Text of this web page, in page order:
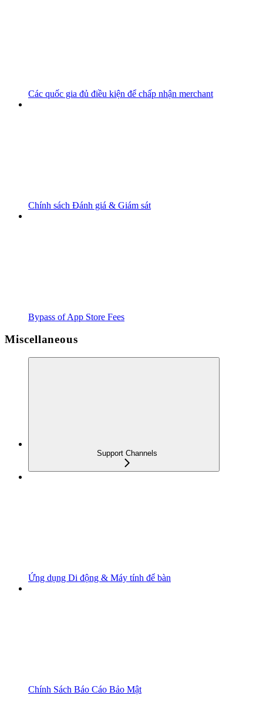
Các quốc gia đủ điều kiện để chấp nhận merchant
Chính sách Đánh giá & Giám sát
Bypass of App Store Fees
Miscellaneous
Support Channels
Ứng dụng Di động & Máy tính để bàn
Chính Sách Báo Cáo Bảo Mật